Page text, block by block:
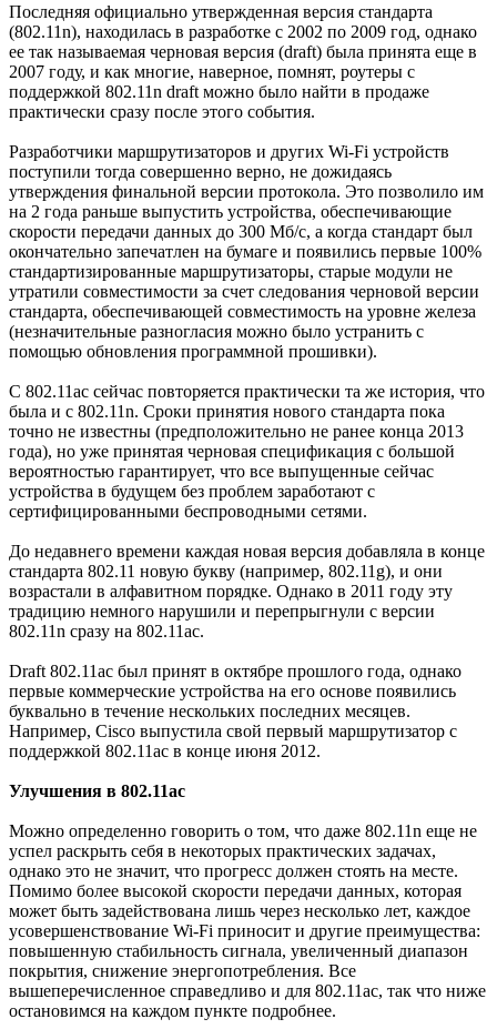
Последняя официально утвержденная версия стандарта
(802.11n), находилась в разработке с 2002 по 2009 год, однако
ее так называемая черновая версия (draft) была принята еще в
2007 году, и как многие, наверное, помнят, роутеры с
поддержкой 802.11n draft можно было найти в продаже
практически сразу после этого события.
Разработчики маршрутизаторов и других Wi-Fi устройств
поступили тогда совершенно верно, не дожидаясь
утверждения финальной версии протокола. Это позволило им
на 2 года раньше выпустить устройства, обеспечивающие
скорости передачи данных до 300 Мб/с, а когда стандарт был
окончательно запечатлен на бумаге и появились первые 100%
стандартизированные маршрутизаторы, старые модули не
утратили совместимости за счет следования черновой версии
стандарта, обеспечивающей совместимость на уровне железа
(незначительные разногласия можно было устранить с
помощью обновления программной прошивки).
С 802.11ac сейчас повторяется практически та же история, что
была и с 802.11n. Сроки принятия нового стандарта пока
точно не известны (предположительно не ранее конца 2013
года), но уже принятая черновая спецификация с большой
вероятностью гарантирует, что все выпущенные сейчас
устройства в будущем без проблем заработают с
сертифицированными беспроводными сетями.
До недавнего времени каждая новая версия добавляла в конце
стандарта 802.11 новую букву (например, 802.11g), и они
возрастали в алфавитном порядке. Однако в 2011 году эту
традицию немного нарушили и перепрыгнули с версии
802.11n сразу на 802.11ac.
Draft 802.11ac был принят в октябре прошлого года, однако
первые коммерческие устройства на его основе появились
буквально в течение нескольких последних месяцев.
Например, Cisco выпустила свой первый маршрутизатор с
поддержкой 802.11ac в конце июня 2012.
Улучшения в 802.11ac
Можно определенно говорить о том, что даже 802.11n еще не
успел раскрыть себя в некоторых практических задачах,
однако это не значит, что прогресс должен стоять на месте.
Помимо более высокой скорости передачи данных, которая
может быть задействована лишь через несколько лет, каждое
усовершенствование Wi-Fi приносит и другие преимущества:
повышенную стабильность сигнала, увеличенный диапазон
покрытия, снижение энергопотребления. Все
вышеперечисленное справедливо и для 802.11ac, так что ниже
остановимся на каждом пункте подробнее.